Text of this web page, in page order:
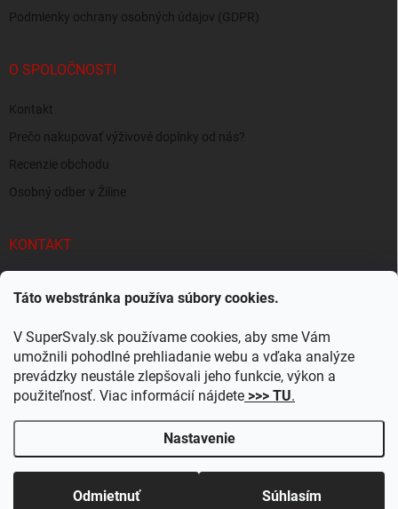
Táto webstránka používa súbory cookies.
V SuperSvaly.sk používame cookies, aby sme Vám
umožnili pohodlné prehliadanie webu a vďaka analýze
prevádzky neustále zlepšovali jeho funkcie, výkon a
použiteľnosť. Viac informácií nájdete >>> TU.
Nastavenie
Odmietnuť Súhlasím
Podmienky ochrany osobných údajov (GDPR)
O SPOLOČNOSTI
Kontakt
Prečo nakupovať výživové doplnky od nás?
Recenzie obchodu
Osobný odber v Žiline
KONTAKT
SuperSvaly.sk - doplnky výživy
supersvaly.sk
Copyright 2026SuperSvaly.sk. Všetky práva vyhradené.Upraviť nastavenie